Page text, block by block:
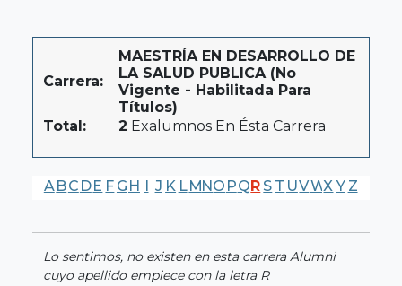
Carrera:
MAESTRÍA EN DESARROLLO DE
LA SALUD PUBLICA (No
Vigente - Habilitada Para
Títulos)
Total:
2 Exalumnos En Ésta Carrera
A BC DE F G H I J K LMNO PQR S T UVWX Y Z
Lo sentimos, no existen en esta carrera Alumni
cuyo apellido empiece con la letra R